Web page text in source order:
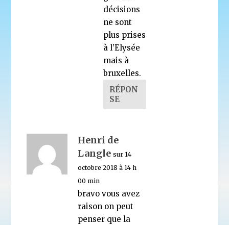
décisions
ne sont
plus prises
à l’Elysée
mais à
bruxelles.
RÉPON
SE
Henri de
Langle sur 14
octobre 2018 à 14 h
00 min
bravo vous avez
raison on peut
penser que la